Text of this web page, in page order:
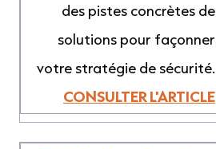
des pistes concrètes de
solutions pour façonner
votre stratégie de sécurité.
CONSULTER L'ARTICLE